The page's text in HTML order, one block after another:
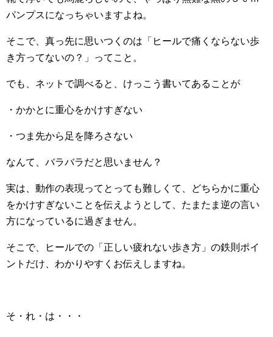
パンプスになっちゃいますよね。
そこで、真っ先に思いつくのは「ヒールで痛くならない歩
き方ってないの？」ってこと。
でも、ネットで調べると、けっこう書いてあることが
・かかとに重心をかけすぎない
・つま先から足を降ろさない
なんて、バラバラだと思いません？
実は、動作の表現ってとっても難しくて、どちらかに重心
をかけすぎないことを伝えようとして、たまたま逆の言い
方になっているに過ぎません。
そこで、ヒールでの「正しい疲れない歩き方」の鉄則ポイ
ントだけ、わかりやすくお伝えしますね。
そ・れ・は・・・